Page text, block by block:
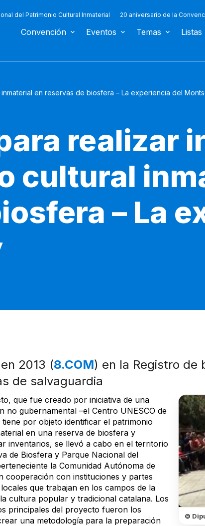
del Patrimonio Cultural Inmaterial 20 aniversario de la
Convención Eventos Temas Listas
en reservas de biosfera – La experiencia del
realizar
cultural
– La
2013 (8.COM) en la Registro de
de salvaguardia
©
que fue creado por iniciativa de una
no gubernamental –el Centro UNESCO de
tiene por objeto identificar el patrimonio
en una reserva de biosfera y
inventarios, se llevó a cabo en el territorio
de Biosfera y Parque Nacional del
la Comunidad Autónoma de
cooperación con instituciones y partes
que trabajan en los campos de la
cultura popular y tradicional catalana. Los
principales del proyecto fueron los
una metodología para la preparación